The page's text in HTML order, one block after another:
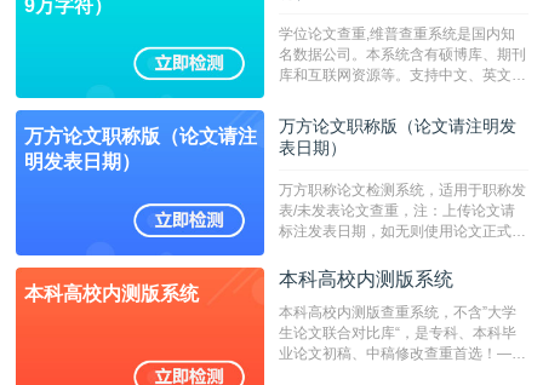
9万字符）
学位论文查重,维普查重系统是国内知
名数据公司。本系统含有硕博库、期刊
库和互联网资源等。支持中文、英文、
定院校！！！
万方论文职称版（论文请注
明发表日期）
万方论文职称版（论文请注明发
表日期）
万方职称论文检测系统，适用于职称发
表/未发表论文查重，注：上传论文请
标注发表日期，如无则使用论文正式发
成时间作为发表日期。
本科高校内测版系统
本科高校内测版系统
本科高校内测版查重系统，不含”大学
生论文联合对比库“，是专科、本科毕
业论文初稿、中稿修改查重首选！——